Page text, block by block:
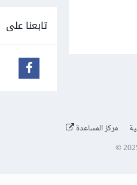
تابعنا على
مركز المساعدة
©